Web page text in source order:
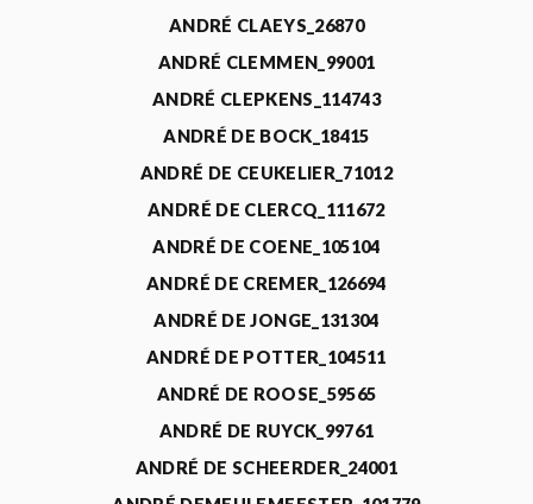
ANDRÉ CLAEYS_26870
ANDRÉ CLEMMEN_99001
ANDRÉ CLEPKENS_114743
ANDRÉ DE BOCK_18415
ANDRÉ DE CEUKELIER_71012
ANDRÉ DE CLERCQ_111672
ANDRÉ DE COENE_105104
ANDRÉ DE CREMER_126694
ANDRÉ DE JONGE_131304
ANDRÉ DE POTTER_104511
ANDRÉ DE ROOSE_59565
ANDRÉ DE RUYCK_99761
ANDRÉ DE SCHEERDER_24001